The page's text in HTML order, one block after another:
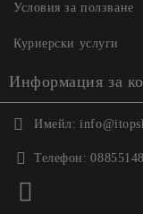
Условия за ползване
Куриерски услуги
Информация за
Имейл:
Телефон: